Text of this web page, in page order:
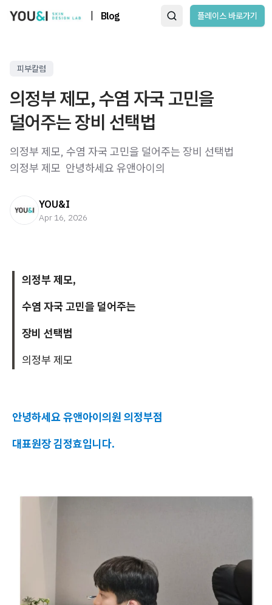
Blog 플레이스 바로가기
피부칼럼
의정부 제모, 수염 자국 고민을
덜어주는 장비 선택법
의정부 제모, 수염 자국 고민을 덜어주는 장비 선택법
의정부 제모 ​ 안녕하세요 유앤아이의
YOU&I
Apr 16, 2026
의정부 제모,
수염 자국 고민을 덜어주는
장비 선택법
의정부 제모
안녕하세요 유앤아이의원 의정부점
대표원장 김정효입니다.